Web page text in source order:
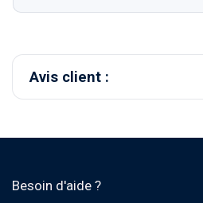
Avis client :
Besoin d'aide ?